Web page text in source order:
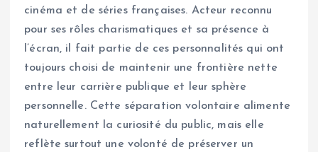
cinéma et de séries françaises. Acteur reconnu
pour ses rôles charismatiques et sa présence à
l’écran, il fait partie de ces personnalités qui ont
toujours choisi de maintenir une frontière nette
entre leur carrière publique et leur sphère
personnelle. Cette séparation volontaire alimente
naturellement la curiosité du public, mais elle
reflète surtout une volonté de préserver un